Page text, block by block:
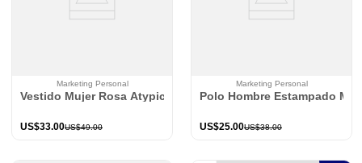
Marketing Personal
Vestido Mujer Rosa Atypical 33435
US$49.00
US$33.00
Marketing Personal
Polo Hombre Estampado Mp
US$38.00
US$25.00